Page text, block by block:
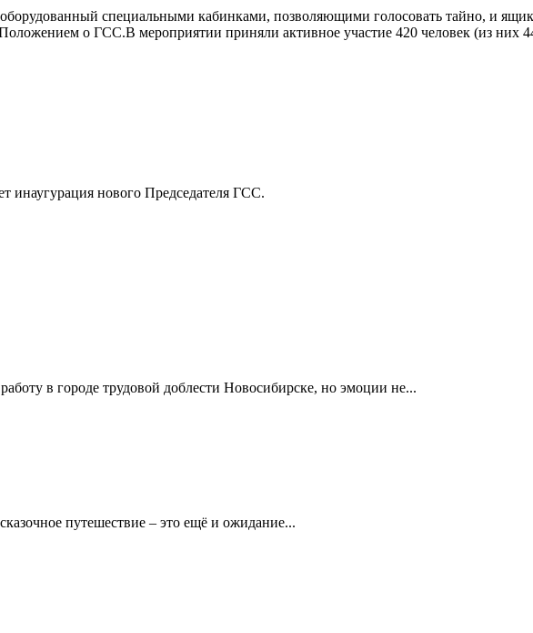
специальными кабинками, позволяющими голосовать тайно, и
о ГСС.В мероприятии приняли активное участие 420 человек (из них
инаугурация нового Председателя ГСС.
в городе трудовой доблести Новосибирске, но эмоции не...
путешествие – это ещё и ожидание...